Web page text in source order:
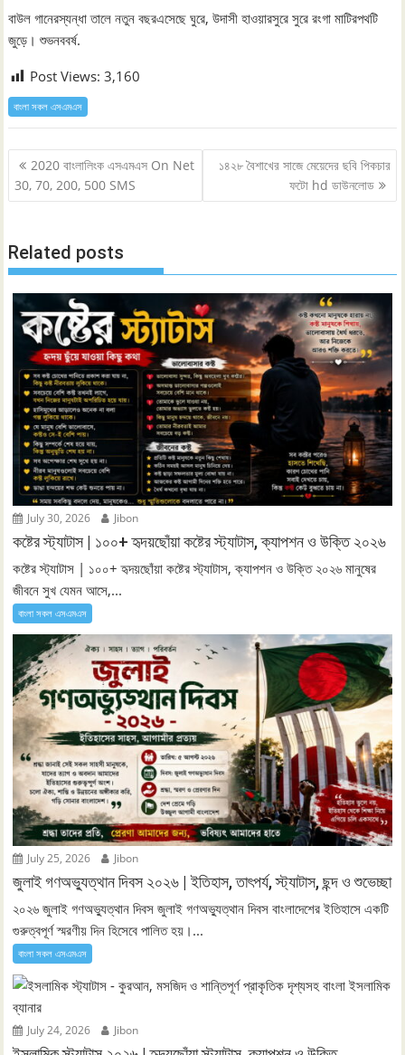
বাউল গানেরস্যন্ধা তালে নতুন বছরএসেছে ঘুরে, উদাসী হাওয়ারসুরে সুরে রংগা মাটিরপথটি
জুড়ে। শুভনববর্ষ.
Post Views: 3,160
বাংলা সকল এসএমএস
Post
navigation
2020 বাংলালিংক এসএমএস On Net
30, 70, 200, 500 SMS
১৪২৮ বৈশাখের সাজে মেয়েদের ছবি পিকচার
ফটো hd ডাউনলোড
Related posts
July 30, 2026 Jibon
কষ্টের স্ট্যাটাস | ১০০+ হৃদয়ছোঁয়া কষ্টের স্ট্যাটাস, ক্যাপশন ও উক্তি ২০২৬
কষ্টের স্ট্যাটাস | ১০০+ হৃদয়ছোঁয়া কষ্টের স্ট্যাটাস, ক্যাপশন ও উক্তি ২০২৬ মানুষের
জীবনে সুখ যেমন আসে,...
বাংলা সকল এসএমএস
July 25, 2026 Jibon
জুলাই গণঅভ্যুত্থান দিবস ২০২৬ | ইতিহাস, তাৎপর্য, স্ট্যাটাস, ছন্দ ও শুভেচ্ছা
২০২৬ জুলাই গণঅভ্যুত্থান দিবস জুলাই গণঅভ্যুত্থান দিবস বাংলাদেশের ইতিহাসে একটি
গুরুত্বপূর্ণ স্মরণীয় দিন হিসেবে পালিত হয়।...
বাংলা সকল এসএমএস
July 24, 2026 Jibon